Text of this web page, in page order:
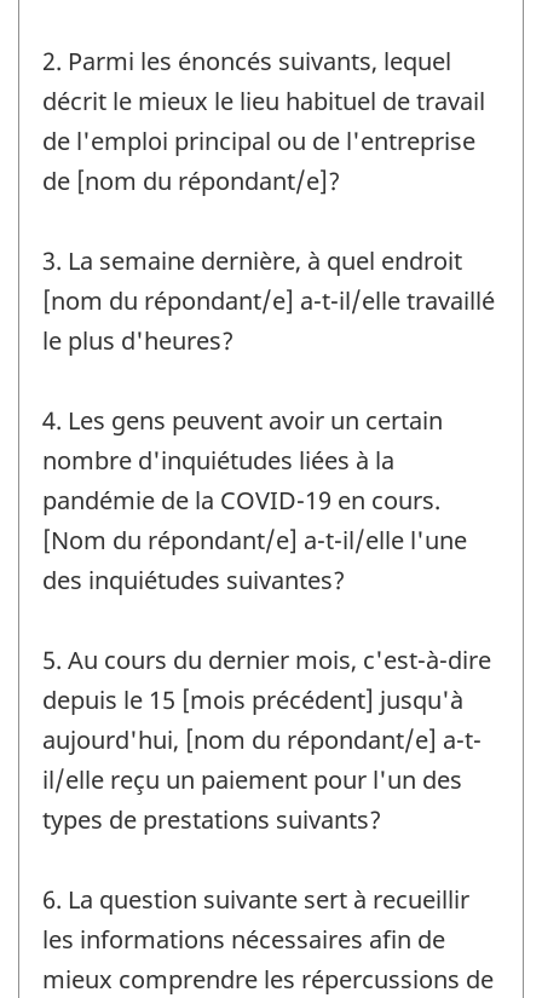
2. Parmi les énoncés suivants, lequel
décrit le mieux le lieu habituel de travail
de l'emploi principal ou de l'entreprise
de [nom du répondant/e]?
3. La semaine dernière, à quel endroit
[nom du répondant/e] a-t-il/elle travaillé
le plus d'heures?
4. Les gens peuvent avoir un certain
nombre d'inquiétudes liées à la
pandémie de la COVID-19 en cours.
[Nom du répondant/e] a-t-il/elle l'une
des inquiétudes suivantes?
5. Au cours du dernier mois, c'est-à-dire
depuis le 15 [mois précédent] jusqu'à
aujourd'hui, [nom du répondant/e] a-t-
il/elle reçu un paiement pour l'un des
types de prestations suivants?
6. La question suivante sert à recueillir
les informations nécessaires afin de
mieux comprendre les répercussions de